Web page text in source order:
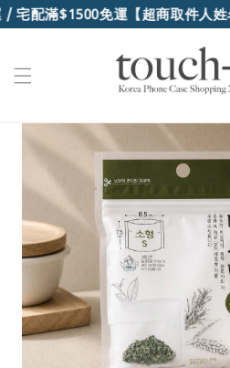
宅配滿$1500免運【超商取件人姓